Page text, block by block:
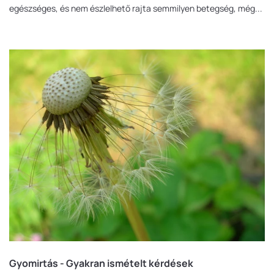
egészséges, és nem észlelhető rajta semmilyen betegség, még...
Gyomirtás - Gyakran ismételt kérdések